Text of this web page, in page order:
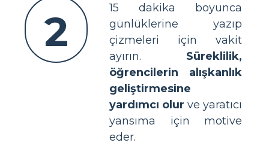
2
15 dakika boyunca
günlüklerine yazıp
çizmeleri için vakit
ayırın. Süreklilik,
öğrencilerin alışkanlık
geliştirmesine
yardımcı olur ve yaratıcı
yansıma için motive
eder.